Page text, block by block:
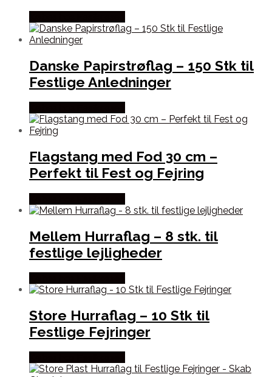
Danske Papirstrøflag – 150 Stk til
Festlige Anledninger
Flagstang med Fod 30 cm –
Perfekt til Fest og Fejring
Mellem Hurraflag – 8 stk. til
festlige lejligheder
Store Hurraflag – 10 Stk til
Festlige Fejringer